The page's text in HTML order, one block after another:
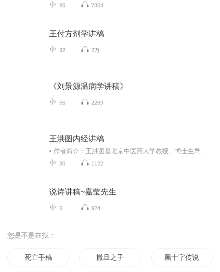
85 7854
王付方剂学讲稿
32 2万
《刘景源温病学讲稿》
55 2269
王洪图内经讲稿
30 1122
说诗讲稿~嘉莹先生
6 924
您是不是在找：
死亡手稿 撒旦之子 黑十字传说